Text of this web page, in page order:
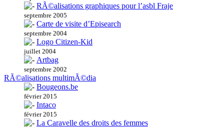
RÃ©alisations graphiques pour l’asbl Fraje
septembre 2005
Carte de visite d’Episearch
septembre 2004
Logo Citizen-Kid
juillet 2004
Artbag
septembre 2002
RÃ©alisations multimÃ©dia
Bougeons.be
février 2015
Intaco
février 2015
La Caravelle des droits des femmes